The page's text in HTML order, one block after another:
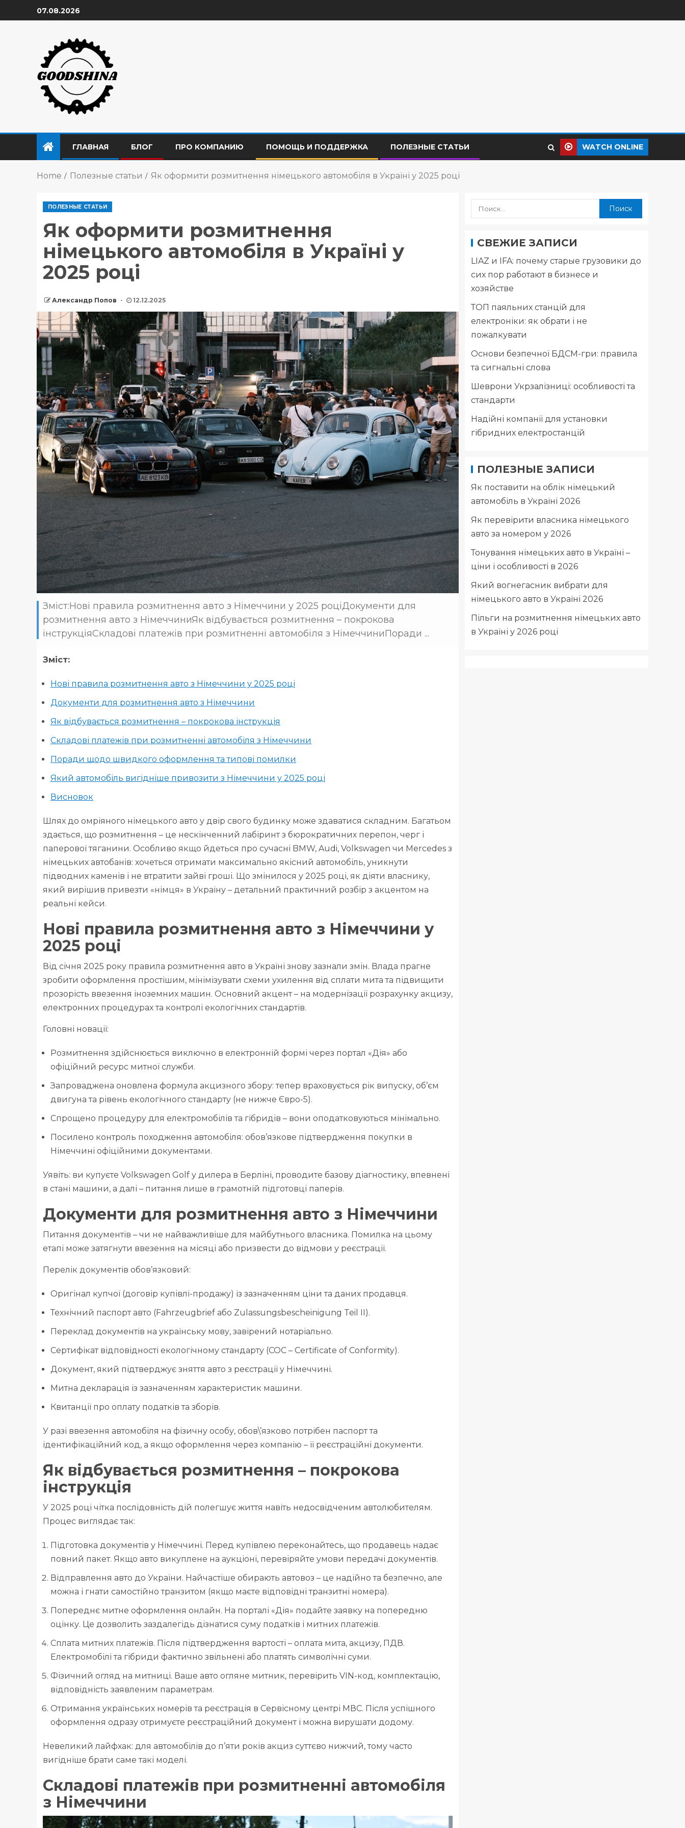
07.08.2026
ГЛАВНАЯ БЛОГ ПРО КОМПАНИЮ ПОМОЩЬ И ПОДДЕРЖКА ПОЛЕЗНЫЕ СТАТЬИ WATCH ONLINE
Home Полезные статьи Як оформити розмитнення німецького автомобіля в Україні у 2025 році
ПОЛЕЗНЫЕ СТАТЬИ
Як оформити розмитнення
німецького автомобіля в Україні у
2025 році
Александр Попов 12.12.2025
Зміст:Нові правила розмитнення авто з Німеччини у 2025 роціДокументи для
розмитнення авто з НімеччиниЯк відбувається розмитнення – покрокова
інструкціяСкладові платежів при розмитненні автомобіля з НімеччиниПоради ...
Зміст:
Нові правила розмитнення авто з Німеччини у 2025 році
Документи для розмитнення авто з Німеччини
Як відбувається розмитнення – покрокова інструкція
Складові платежів при розмитненні автомобіля з Німеччини
Поради щодо швидкого оформлення та типові помилки
Який автомобіль вигідніше привозити з Німеччини у 2025 році
Висновок
Шлях до омріяного німецького авто у двір свого будинку може здаватися складним. Багатьом
здається, що розмитнення – це нескінченний лабіринт з бюрократичних перепон, черг і
паперової тяганини. Особливо якщо йдеться про сучасні BMW, Audi, Volkswagen чи Mercedes з
німецьких автобанів: хочеться отримати максимально якісний автомобіль, уникнути
підводних каменів і не втратити зайві гроші. Що змінилося у 2025 році, як діяти власнику,
який вирішив привезти «німця» в Україну – детальний практичний розбір з акцентом на
реальні кейси.
Нові правила розмитнення авто з Німеччини у
2025 році
Від січня 2025 року правила розмитнення авто в Україні знову зазнали змін. Влада прагне
зробити оформлення простішим, мінімізувати схеми ухилення від сплати мита та підвищити
прозорість ввезення іноземних машин. Основний акцент – на модернізації розрахунку акцизу,
електронних процедурах та контролі екологічних стандартів.
Головні новації:
Розмитнення здійснюється виключно в електронній формі через портал «Дія» або
офіційний ресурс митної служби.
Запроваджена оновлена формула акцизного збору: тепер враховується рік випуску, об’єм
двигуна та рівень екологічного стандарту (не нижче Євро-5).
Спрощено процедуру для електромобілів та гібридів – вони оподатковуються мінімально.
Посилено контроль походження автомобіля: обов’язкове підтвердження покупки в
Німеччині офіційними документами.
Уявіть: ви купуєте Volkswagen Golf у дилера в Берліні, проводите базову діагностику, впевнені
в стані машини, а далі – питання лише в грамотній підготовці паперів.
Документи для розмитнення авто з Німеччини
Питання документів – чи не найважливіше для майбутнього власника. Помилка на цьому
етапі може затягнути ввезення на місяці або призвести до відмови у реєстрації.
Перелік документів обов’язковий:
Оригінал купчої (договір купівлі-продажу) із зазначенням ціни та даних продавця.
Технічний паспорт авто (Fahrzeugbrief або Zulassungsbescheinigung Teil II).
Переклад документів на українську мову, завірений нотаріально.
Сертифікат відповідності екологічному стандарту (COC – Certificate of Conformity).
Документ, який підтверджує зняття авто з реєстрації у Німеччині.
Митна декларація із зазначенням характеристик машини.
Квитанції про оплату податків та зборів.
У разі ввезення автомобіля на фізичну особу, обов\’язково потрібен паспорт та
ідентифікаційний код, а якщо оформлення через компанію – її реєстраційні документи.
Як відбувається розмитнення – покрокова
інструкція
У 2025 році чітка послідовність дій полегшує життя навіть недосвідченим автолюбителям.
Процес виглядає так:
Підготовка документів у Німеччині. Перед купівлею переконайтесь, що продавець надає
повний пакет. Якщо авто викуплене на аукціоні, перевіряйте умови передачі документів.
Відправлення авто до України. Найчастіше обирають автовоз – це надійно та безпечно, але
можна і гнати самостійно транзитом (якщо маєте відповідні транзитні номера).
Попереднє митне оформлення онлайн. На порталі «Дія» подайте заявку на попередню
оцінку. Це дозволить заздалегідь дізнатися суму податків і митних платежів.
Сплата митних платежів. Після підтвердження вартості – оплата мита, акцизу, ПДВ.
Електромобілі та гібриди фактично звільнені або платять символічні суми.
Фізичний огляд на митниці. Ваше авто огляне митник, перевірить VIN-код, комплектацію,
відповідність заявленим параметрам.
Отримання українських номерів та реєстрація в Сервісному центрі МВС. Після успішного
оформлення одразу отримуєте реєстраційний документ і можна вирушати додому.
Невеликий лайфхак: для автомобілів до п’яти років акциз суттєво нижчий, тому часто
вигідніше брати саме такі моделі.
Складові платежів при розмитненні автомобіля
з Німеччини
СВЕЖИЕ ЗАПИСИ
LIAZ и IFA: почему старые грузовики до
сих пор работают в бизнесе и
хозяйстве
ТОП паяльних станцій для
електроніки: як обрати і не
пожалкувати
Основи безпечної БДСМ-гри: правила
та сигнальні слова
Шеврони Укрзалізниці: особливості та
стандарти
Надійні компанії для установки
гібридних електростанцій
ПОЛЕЗНЫЕ ЗАПИСИ
Як поставити на облік німецький
автомобіль в Україні 2026
Як перевірити власника німецького
авто за номером у 2026
Тонування німецьких авто в Україні –
ціни і особливості в 2026
Який вогнегасник вибрати для
німецького авто в Україні 2026
Пільги на розмитнення німецьких авто
в Україні у 2026 році